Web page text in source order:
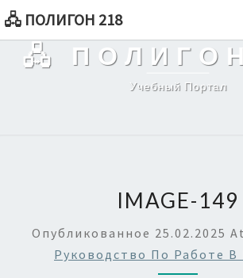
🖧 ПОЛИГОН 218
🖧
Учебный Портал
IMAGE-149
Опубликованное 25.02.2025 At
Руководство По Работе В